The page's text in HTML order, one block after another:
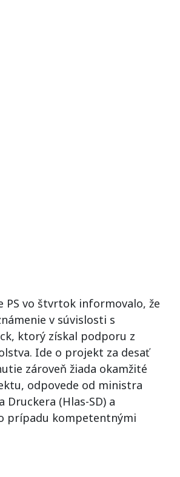
PS vo štvrtok informovalo, že
v súvislosti s
ktorý získal podporu z
Ide o projekt za desať
zároveň žiada okamžité
odpovede od ministra
Druckera (Hlas-SD) a
prípadu kompetentnými